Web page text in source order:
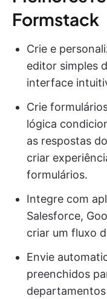
Formstack
Crie e
editor simples
interface
Crie
lógica
as respostas
criar
formulários.
Integre com
Salesforce,
criar um fluxo
Envie
preenchidos